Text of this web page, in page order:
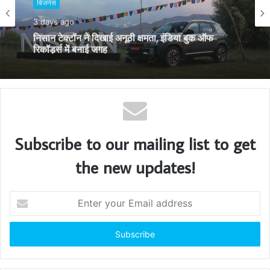
e
बिजनेस
3 days ago
निसान टेक्टॉन ने दिखाई अनूठी क्षमता, इंडिया बुक ऑफ
बिजनेस
4 days ago
‘कल जानते हैं, कल बनाते हैं’: जैनम ने लॉन्च किया अपना
पहला ब्रांड कैंपेन
Subscribe to our mailing list to get
the new updates!
t
r
y